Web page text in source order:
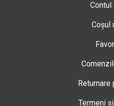
Contul
Coșul
Returnare
Termeni